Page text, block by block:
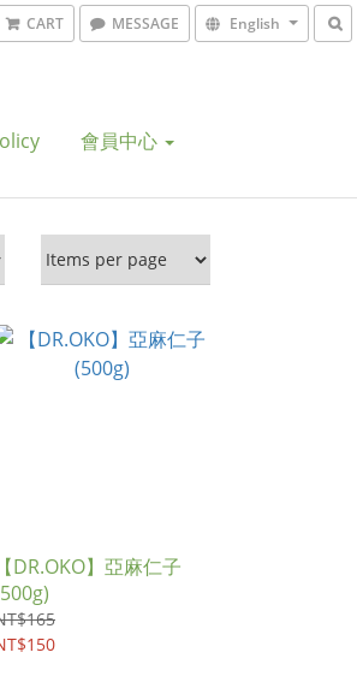
CART MESSAGE English
會員中心
【DR.OKO】亞麻仁子